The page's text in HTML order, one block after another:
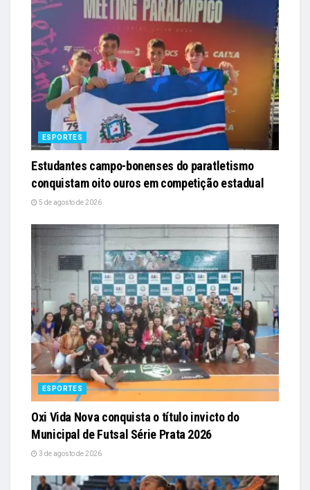
ESPORTES
Estudantes campo-bonenses do paratletismo
conquistam oito ouros em competição estadual
5 de agosto de 2026
ESPORTES
Oxi Vida Nova conquista o título invicto do
Municipal de Futsal Série Prata 2026
3 de agosto de 2026